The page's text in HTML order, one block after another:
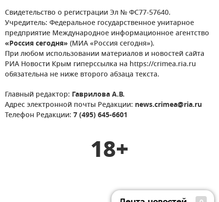
Свидетельство о регистрации Эл № ФС77-57640.
Учредитель: Федеральное государственное унитарное
предприятие Международное информационное агентство
«Россия сегодня» (МИА «Россия сегодня»).
При любом использовании материалов и новостей сайта
РИА Новости Крым гиперссылка на https://crimea.ria.ru
обязательна не ниже второго абзаца текста.
Главный редактор: Гаврилова А.В.
Адрес электронной почты Редакции: news.crimea@ria.ru
Телефон Редакции: 7 (495) 645-6601
18+